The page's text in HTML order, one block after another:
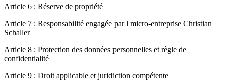
Article 6 : Réserve de propriété
Article 7 : Responsabilité engagée par l micro-entreprise Christian
Schaller
Article 8 : Protection des données personnelles et règle de
confidentialité
Article 9 : Droit applicable et juridiction compétente